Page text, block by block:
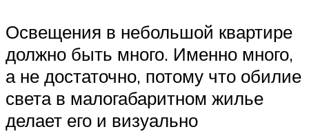
Освещения в небольшой квартире
должно быть много. Именно много,
а не достаточно, потому что обилие
света в малогабаритном жилье
делает его и визуально